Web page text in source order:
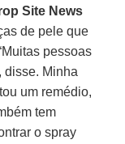
Site News
de pele que
pessoas
disse. Minha
um remédio,
tem
o spray